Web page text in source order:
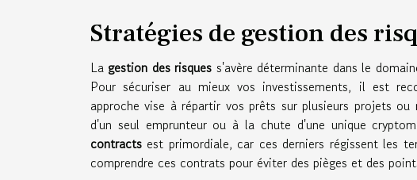
Stratégies de gestion des
La gestion des risques s'avère déterminante dans le
Pour sécuriser au mieux vos investissements, il est
approche vise à répartir vos prêts sur plusieurs projets
d'un seul emprunteur ou à la chute d'une unique
contracts est primordiale, car ces derniers régissent les
comprendre ces contrats pour éviter des pièges et des